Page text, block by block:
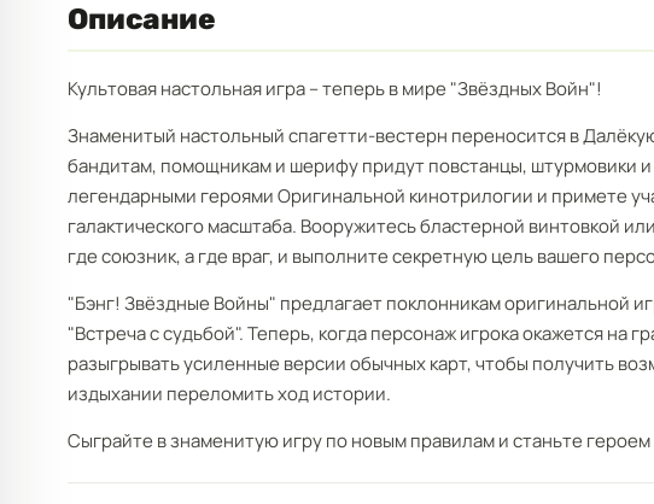
Описание
Культовая настольная игра – теперь в мире "Звёздных Войн"!
Знаменитый настольный спагетти-вестерн переносится в
бандитам, помощникам и шерифу придут повстанцы, штурмовики
легендарными героями Оригинальной кинотрилогии и примете
галактического масштаба. Вооружитесь бластерной винтовкой
где союзник, а где враг, и выполните секретную цель вашего
"Бэнг! Звёздные Войны" предлагает поклонникам оригинальной
"Встреча с судьбой". Теперь, когда персонаж игрока окажется на
разыгрывать усиленные версии обычных карт, чтобы получить
издыхании переломить ход истории.
Сыграйте в знаменитую игру по новым правилам и станьте героем